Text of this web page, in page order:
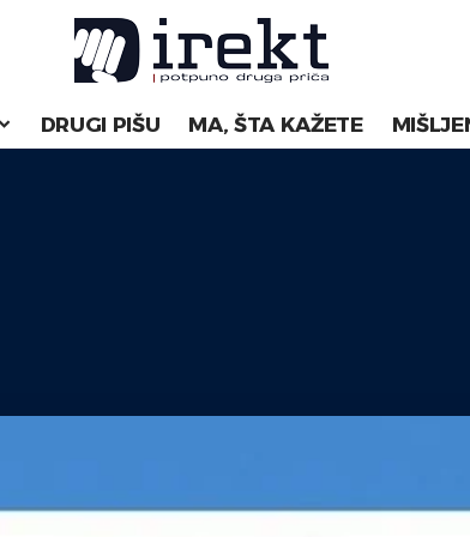
DRUGI PIŠU MA, ŠTA KAŽETE